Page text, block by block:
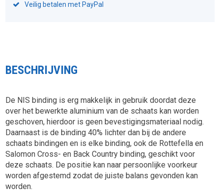
Veilig betalen met PayPal
BESCHRIJVING
De NIS binding is erg makkelijk in gebruik doordat deze
over het bewerkte aluminium van de schaats kan worden
geschoven, hierdoor is geen bevestigingsmateriaal nodig.
Daarnaast is de binding 40% lichter dan bij de andere
schaats bindingen en is elke binding, ook de Rottefella en
Salomon Cross- en Back Country binding, geschikt voor
deze schaats. De positie kan naar persoonlijke voorkeur
worden afgestemd zodat de juiste balans gevonden kan
worden.